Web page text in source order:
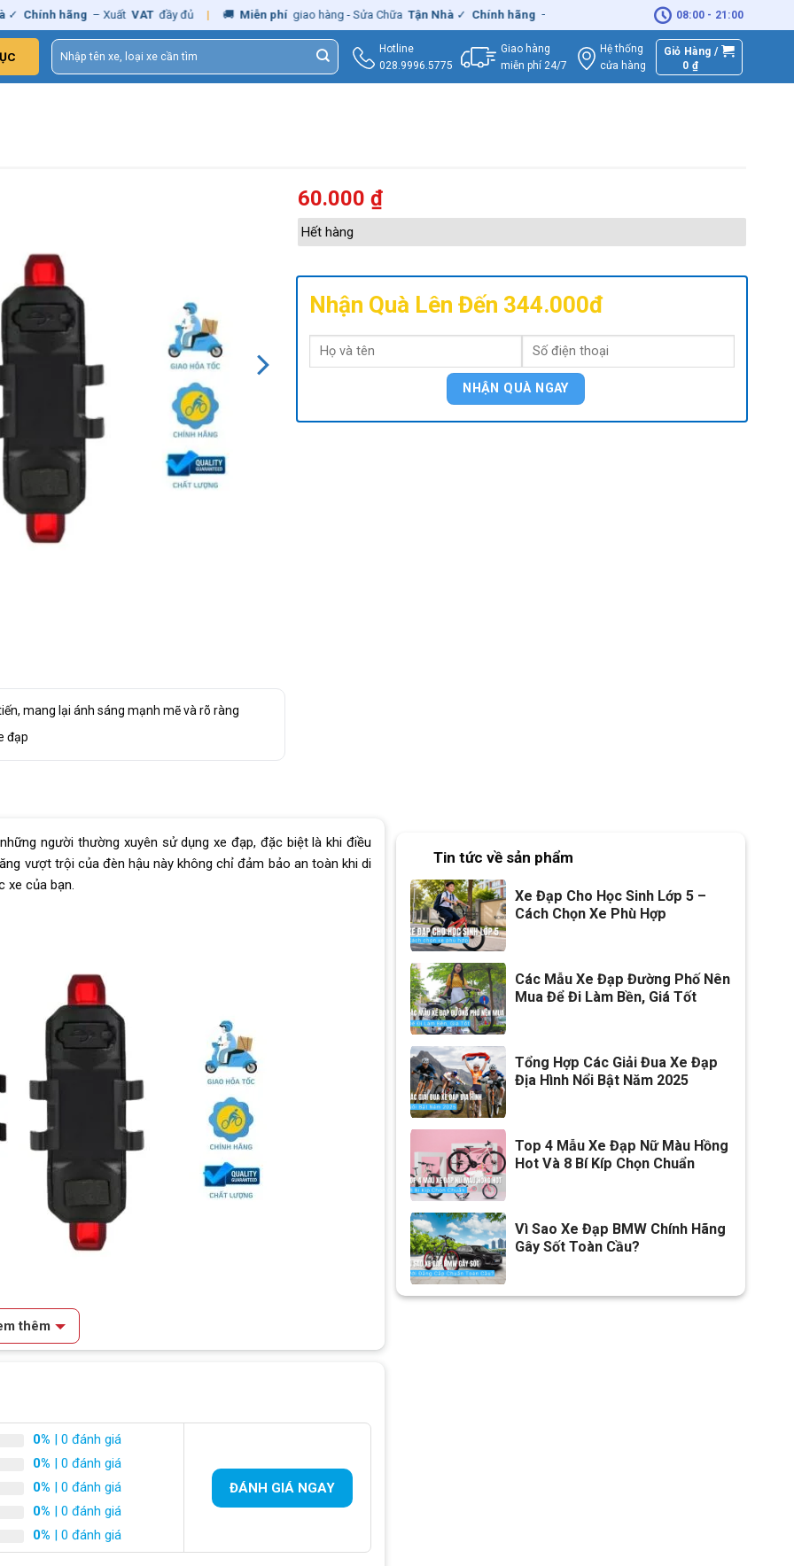
hãng – Xuất VAT đầy đủ | 🚚 Miễn phí giao hàng - Sửa Chữa Tận Nhà ✓ Chính hãng – Xuất Miễn phí giao hàng - Sửa
08:00 - 21:00
Tìm
kiếm:
Hotline
028.9996.5775
Giao hàng
miễn phí 24/7
Hệ thống
cửa hàng
Giỏ Hàng /
0₫
mang lại ánh sáng mạnh mẽ và rõ ràng
đạp
60.000₫
Hết hàng
Nhận Quà Lên Đến 344.000đ
người thường xuyên sử dụng xe đạp, đặc biệt là khi điều
vượt trội của đèn hậu này không chỉ đảm bảo an toàn khi di
xe của bạn.
thiết cho người đi xe đạp trong điều kiện ánh sáng kém
tiến, mang lại ánh sáng mạnh mẽ và rõ ràng. Điều này giúp
tai nạn và tăng cường an toàn khi di chuyển.
phụ kiệnphù hợp với mọi loại xe đạp.
thêm
0% | 0 đánh giá
0% | 0 đánh giá
0% | 0 đánh giá
0% | 0 đánh giá
0% | 0 đánh giá
ĐÁNH GIÁ NGAY
Tin tức về sản phẩm
Xe Đạp Cho Học Sinh Lớp 5 –
Cách Chọn Xe Phù Hợp
Các Mẫu Xe Đạp Đường Phố Nên
Mua Để Đi Làm Bền, Giá Tốt
Tổng Hợp Các Giải Đua Xe Đạp
Địa Hình Nổi Bật Năm 2025
Top 4 Mẫu Xe Đạp Nữ Màu Hồng
Hot Và 8 Bí Kíp Chọn Chuẩn
Vì Sao Xe Đạp BMW Chính Hãng
Gây Sốt Toàn Cầu?